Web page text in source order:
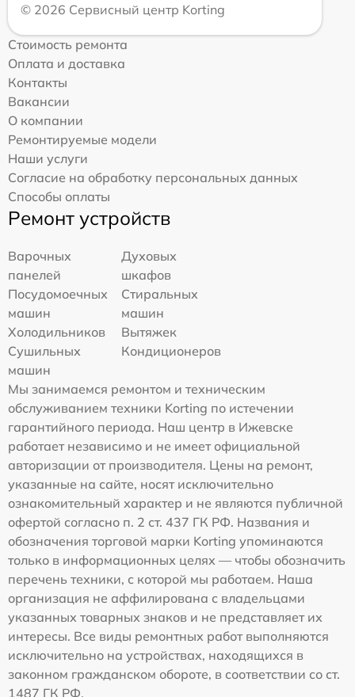
© 2026 Сервисный центр Korting
Стоимость ремонта
Оплата и доставка
Контакты
Вакансии
О компании
Ремонтируемые модели
Наши услуги
Согласие на обработку персональных данных
Способы оплаты
Ремонт устройств
Варочных
панелей
Духовых
шкафов
Посудомоечных
машин
Стиральных
машин
Холодильников
Вытяжек
Сушильных
машин
Кондиционеров
Мы занимаемся ремонтом и техническим
обслуживанием техники Korting по истечении
гарантийного периода. Наш центр в Ижевске
работает независимо и не имеет официальной
авторизации от производителя. Цены на ремонт,
указанные на сайте, носят исключительно
ознакомительный характер и не являются публичной
офертой согласно п. 2 ст. 437 ГК РФ. Названия и
обозначения торговой марки Korting упоминаются
только в информационных целях — чтобы обозначить
перечень техники, с которой мы работаем. Наша
организация не аффилирована с владельцами
указанных товарных знаков и не представляет их
интересы. Все виды ремонтных работ выполняются
исключительно на устройствах, находящихся в
законном гражданском обороте, в соответствии со ст.
1487 ГК РФ.